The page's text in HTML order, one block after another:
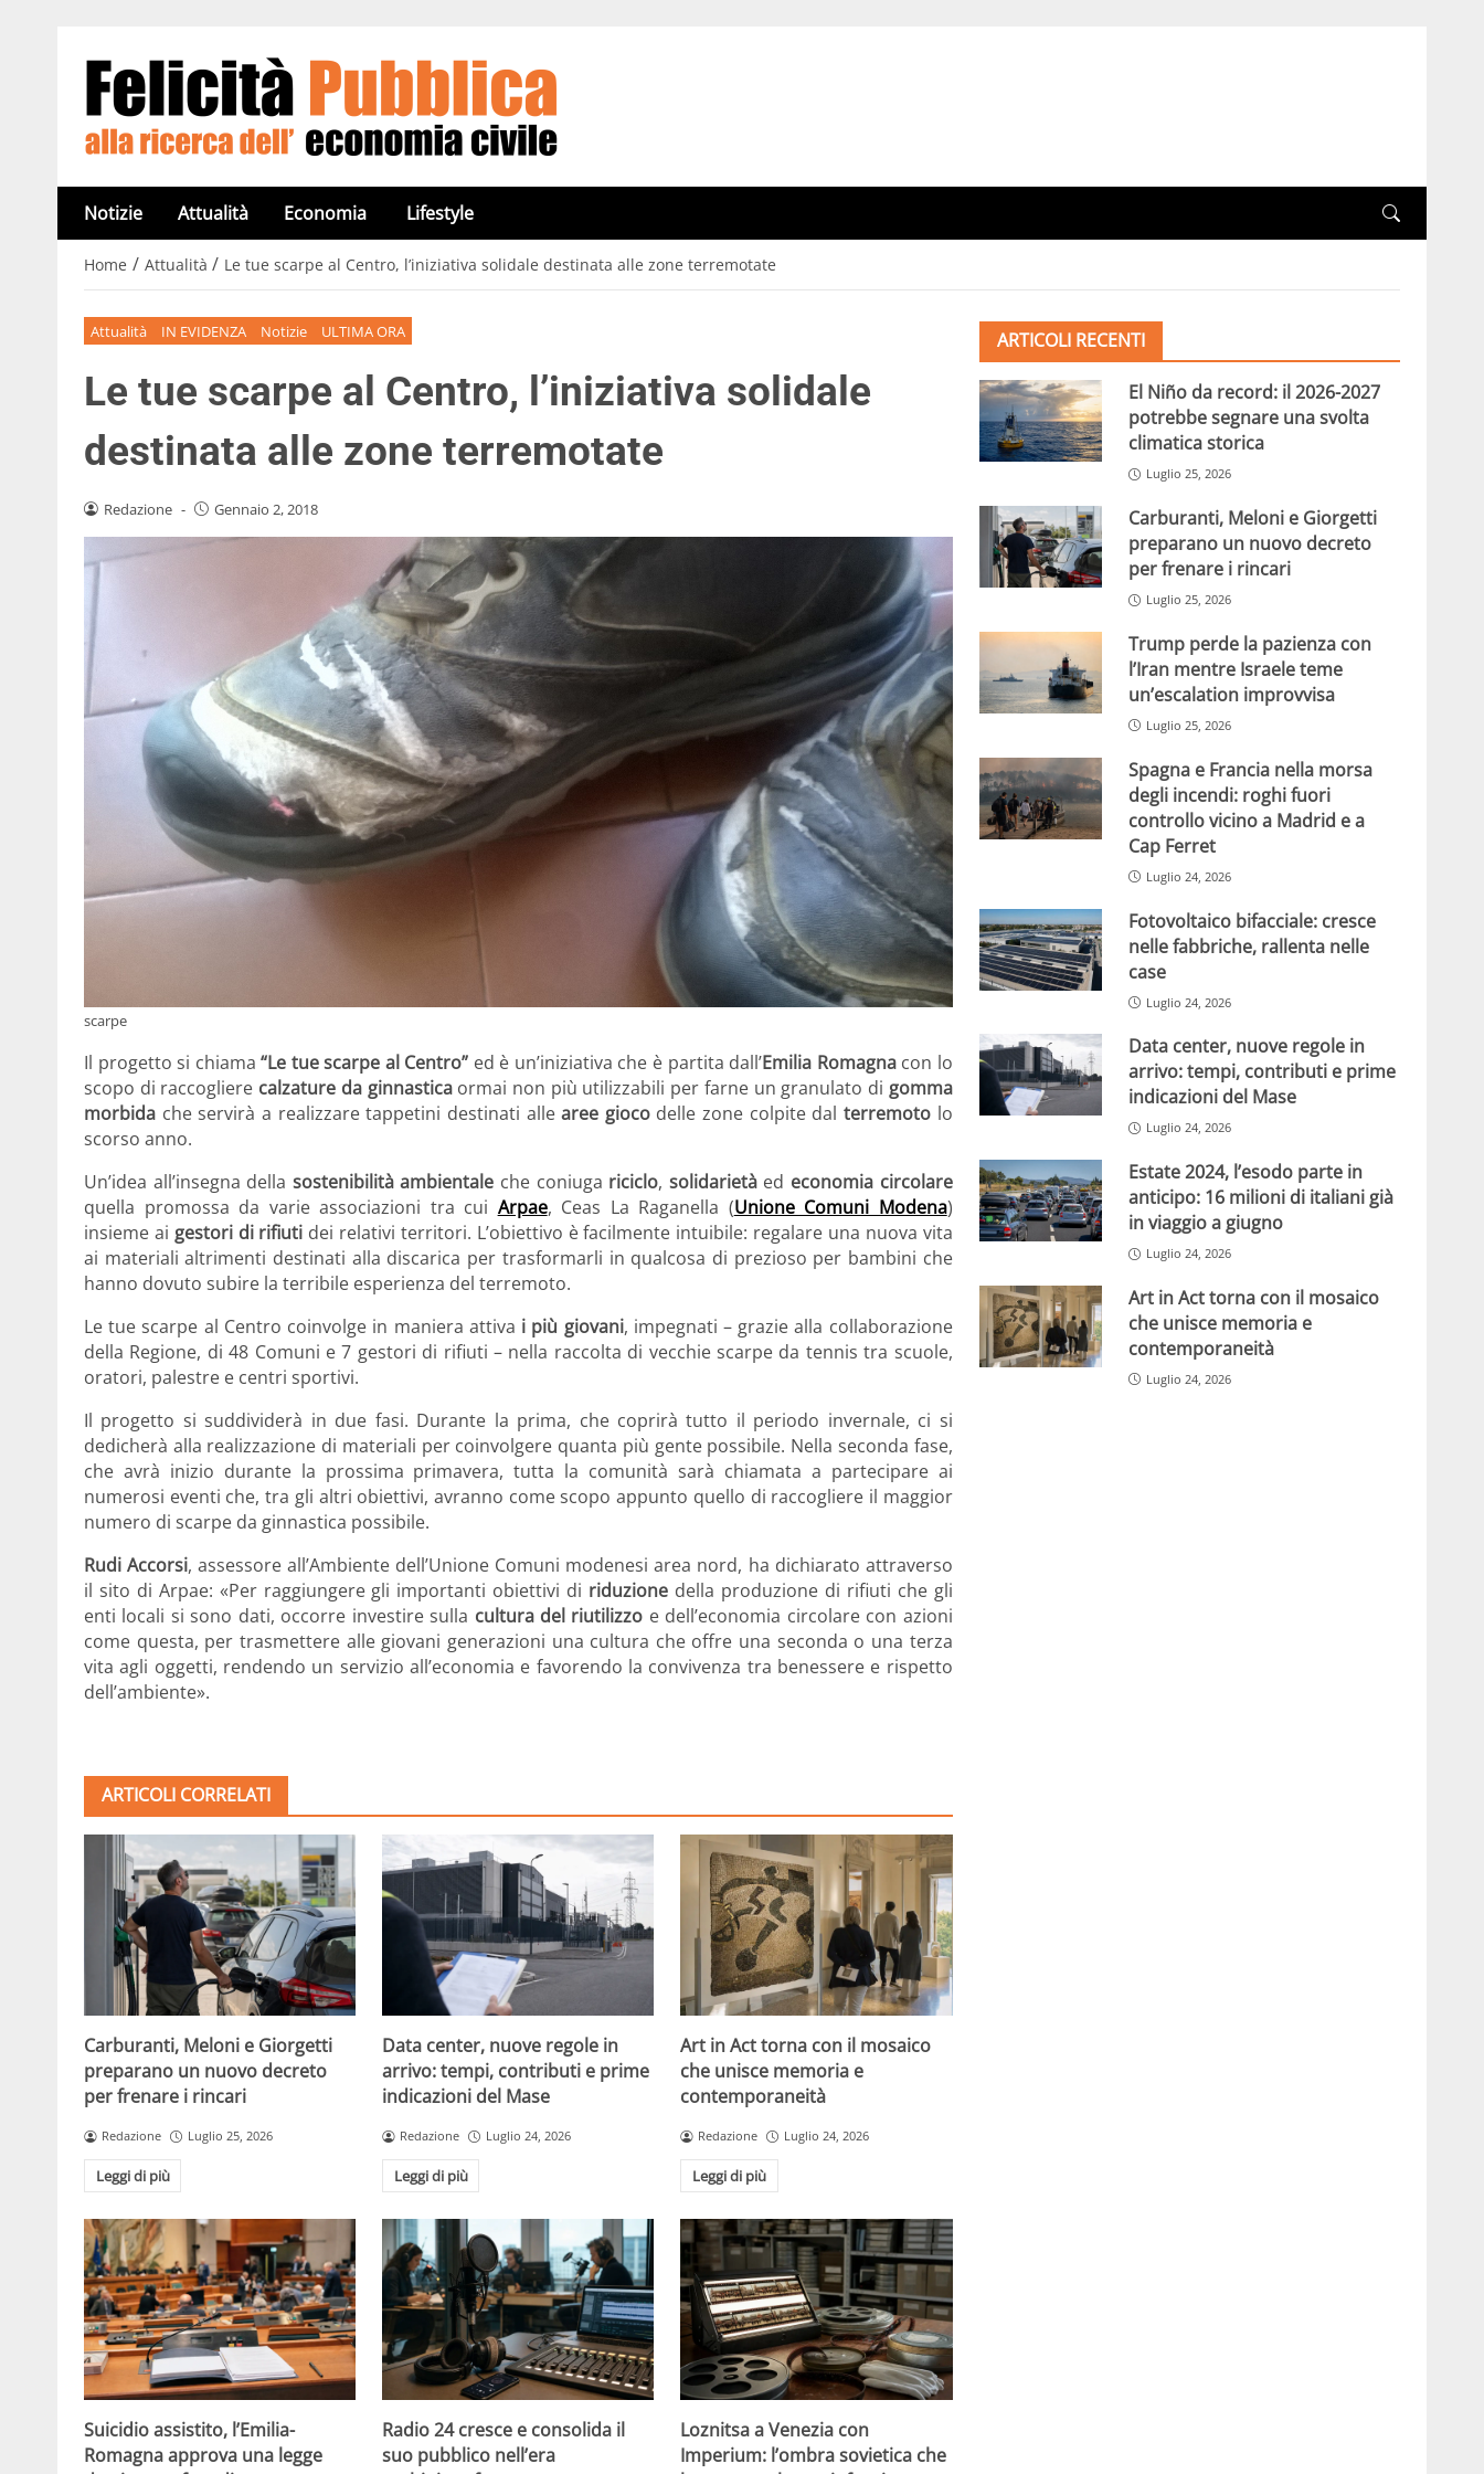
Notizie Attualità Economia Lifestyle
Home / Attualità / Le tue scarpe al Centro, l’iniziativa solidale destinata alle zone terremotate
Attualità IN EVIDENZA Notizie ULTIMA ORA
Le tue scarpe al Centro, l’iniziativa solidale
destinata alle zone terremotate
Redazione - Gennaio 2, 2018
scarpe
Il progetto si chiama “Le tue scarpe al Centro” ed è un’iniziativa che è partita dall’Emilia Romagnacon lo
scopo di raccogliere calzature da ginnasticaormai non più utilizzabili per farne un granulato di gomma
morbida che servirà a realizzare tappetini destinati allearee giocodelle zone colpite dalterremoto lo
scorso anno.
Un’idea all’insegna della sostenibilità ambientale che coniuga riciclo, solidarietàed economia circolare
quella promossa da varie associazioni tra cui Arpae, Ceas La Raganella (Unione Comuni Modena)
insieme ai gestori di rifiuti dei relativi territori. L’obiettivo è facilmente intuibile: regalare una nuova vita
ai materiali altrimenti destinati alla discarica per trasformarli in qualcosa di prezioso per bambini che
hanno dovuto subire la terribile esperienza del terremoto.
Le tue scarpe al Centro coinvolge in maniera attiva i più giovani, impegnati – grazie alla collaborazione
della Regione, di 48 Comuni e 7 gestori di rifiuti – nella raccolta di vecchie scarpe da tennis tra scuole,
oratori, palestre e centri sportivi.
Il progetto si suddividerà in due fasi. Durante la prima, che coprirà tutto il periodo invernale, ci si
dedicherà alla realizzazione di materiali per coinvolgere quanta più gente possibile. Nella seconda fase,
che avrà inizio durante la prossima primavera, tutta la comunità sarà chiamata a partecipare ai
numerosi eventi che, tra gli altri obiettivi, avranno come scopo appunto quello di raccogliere il maggior
numero di scarpe da ginnastica possibile.
Rudi Accorsi, assessore all’Ambiente dell’Unione Comuni modenesi area nord, ha dichiarato attraverso
il sito di Arpae: «Per raggiungere gli importanti obiettivi di riduzione della produzione di rifiuti che gli
enti locali si sono dati, occorre investire sulla cultura del riutilizzo e dell’economia circolare con azioni
come questa, per trasmettere alle giovani generazioni una cultura che offre una seconda o una terza
vita agli oggetti, rendendo un servizio all’economia e favorendo la convivenza tra benessere e rispetto
dell’ambiente».
ARTICOLI CORRELATI
Carburanti, Meloni e Giorgetti
preparano un nuovo decreto
per frenare i rincari
Redazione Luglio 25, 2026
Leggi di più
Data center, nuove regole in
arrivo: tempi, contributi e prime
indicazioni del Mase
Redazione Luglio 24, 2026
Leggi di più
Art in Act torna con il mosaico
che unisce memoria e
contemporaneità
Redazione Luglio 24, 2026
Leggi di più
Suicidio assistito, l’Emilia-
Romagna approva una legge
Radio 24 cresce e consolida il
suo pubblico nell’era
Loznitsa a Venezia con
Imperium: l’ombra sovietica che
ARTICOLI RECENTI
El Niño da record: il 2026-2027
potrebbe segnare una svolta
climatica storica
Luglio 25, 2026
Carburanti, Meloni e Giorgetti
preparano un nuovo decreto
per frenare i rincari
Luglio 25, 2026
Trump perde la pazienza con
l’Iran mentre Israele teme
un’escalation improvvisa
Luglio 25, 2026
Spagna e Francia nella morsa
degli incendi: roghi fuori
controllo vicino a Madrid e a
Cap Ferret
Luglio 24, 2026
Fotovoltaico bifacciale: cresce
nelle fabbriche, rallenta nelle
case
Luglio 24, 2026
Data center, nuove regole in
arrivo: tempi, contributi e prime
indicazioni del Mase
Luglio 24, 2026
Estate 2024, l’esodo parte in
anticipo: 16 milioni di italiani già
in viaggio a giugno
Luglio 24, 2026
Art in Act torna con il mosaico
che unisce memoria e
contemporaneità
Luglio 24, 2026